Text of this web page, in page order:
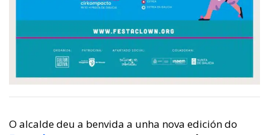
O alcalde deu a benvida a unha nova edición do